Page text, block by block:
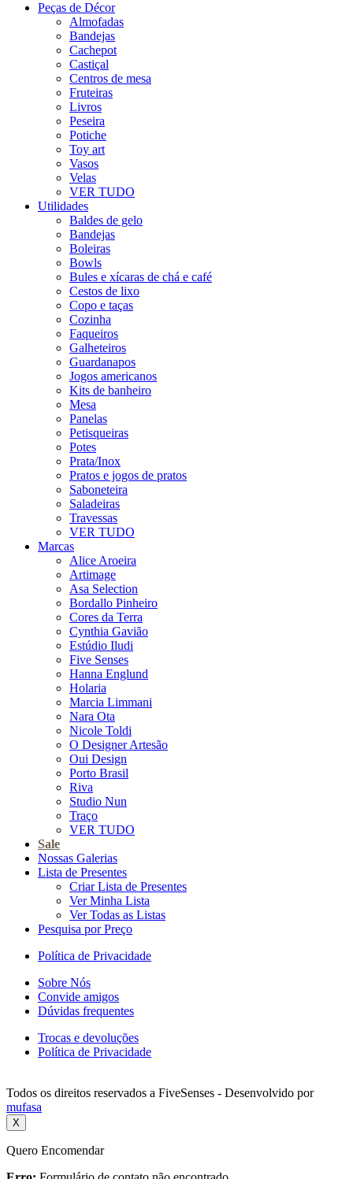
Peças de Décor
Almofadas
Bandejas
Cachepot
Castiçal
Centros de mesa
Fruteiras
Livros
Peseira
Potiche
Toy art
Vasos
Velas
VER TUDO
Utilidades
Baldes de gelo
Bandejas
Boleiras
Bowls
Bules e xícaras de chá e café
Cestos de lixo
Copo e taças
Cozinha
Faqueiros
Galheteiros
Guardanapos
Jogos americanos
Kits de banheiro
Mesa
Panelas
Petisqueiras
Potes
Prata/Inox
Pratos e jogos de pratos
Saboneteira
Saladeiras
Travessas
VER TUDO
Marcas
Alice Aroeira
Artimage
Asa Selection
Bordallo Pinheiro
Cores da Terra
Cynthia Gavião
Estúdio Iludi
Five Senses
Hanna Englund
Holaria
Marcia Limmani
Nara Ota
Nicole Toldi
O Designer Artesão
Oui Design
Porto Brasil
Riva
Studio Nun
Traço
VER TUDO
Sale
Nossas Galerias
Lista de Presentes
Criar Lista de Presentes
Ver Minha Lista
Ver Todas as Listas
Pesquisa por Preço
Política de Privacidade
Sobre Nós
Convide amigos
Dúvidas frequentes
Trocas e devoluções
Política de Privacidade
Todos os direitos reservados a FiveSenses - Desenvolvido por
mufasa
X
Quero Encomendar